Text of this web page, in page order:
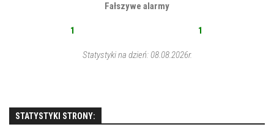
Fałszywe alarmy
1 1
Statystyki na dzień: 08.08.2026r.
STATYSTYKI STRONY: